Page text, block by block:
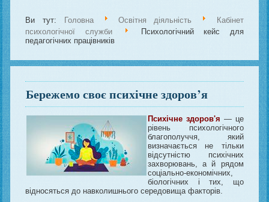
Ви тут: Головна Освітня діяльність
Кабінет
психологічної служби
Психологічний кейс для
педагогічних працівників
Бережемо своє психічне здоров’я
Психічне здоров'я — це
рівень психологічного
благополуччя, який
визначається не тільки
відсутністю психічних
захворювань, а й рядом
соціально-економічних,
біологічних і тих, що
відносяться до навколишнього середовища факторів.